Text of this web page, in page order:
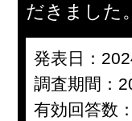
だきました。
発表日：
調査期間：
有効回答数